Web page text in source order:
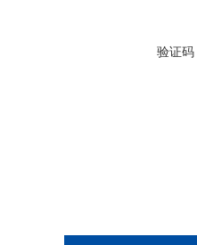
验证码